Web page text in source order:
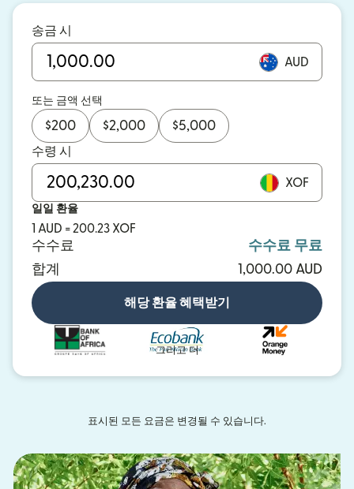
송금 시
AUD
또는 금액 선택
$200 $2,000 $5,000
수령 시
XOF
일일 환율
1 AUD = 200.23 XOF
수수료
수수료 무료
합계
1,000.00 AUD
해당 환율 혜택받기
그리고 더
표시된 모든 요금은 변경될 수 있습니다.